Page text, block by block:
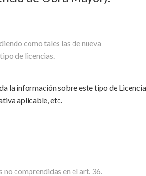
como tales las de nueva
de licencias.
la información sobre este tipo de
aplicable, etc.
no comprendidas en el art. 36.